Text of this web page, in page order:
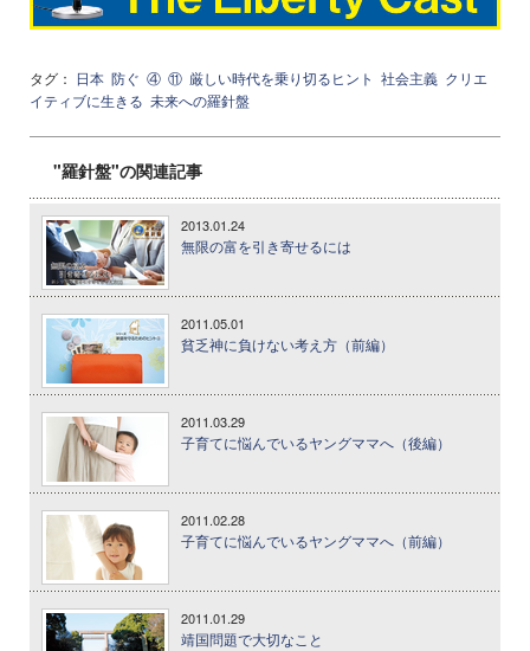
タグ： 日本 防ぐ ④ ⑪ 厳しい時代を乗り切るヒント 社会主義 クリエ
イティブに生きる 未来への羅針盤
"羅針盤"の関連記事
2013.01.24
無限の富を引き寄せるには
2011.05.01
貧乏神に負けない考え方（前編）
2011.03.29
子育てに悩んでいるヤングママへ（後編）
2011.02.28
子育てに悩んでいるヤングママへ（前編）
2011.01.29
靖国問題で大切なこと